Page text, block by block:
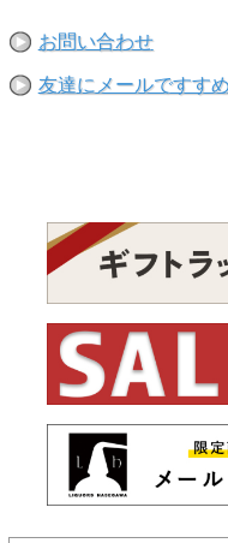
お問い合わせ
友達にメールですす